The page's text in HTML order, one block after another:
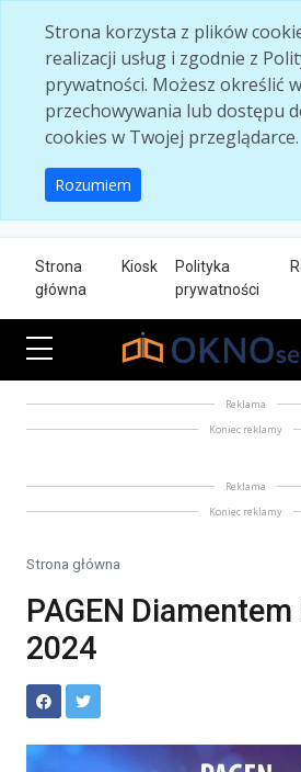
Strona korzysta z plików
realizacji usług i zgodnie z
prywatności. Możesz określić
przechowywania lub dostępu
cookies w Twojej przeglądarce.
Rozumiem
Strona
główna
Kiosk
Polityka
prywatności
Reklama
Koniec reklamy
Reklama
Koniec reklamy
Strona główna
PAGEN
2024